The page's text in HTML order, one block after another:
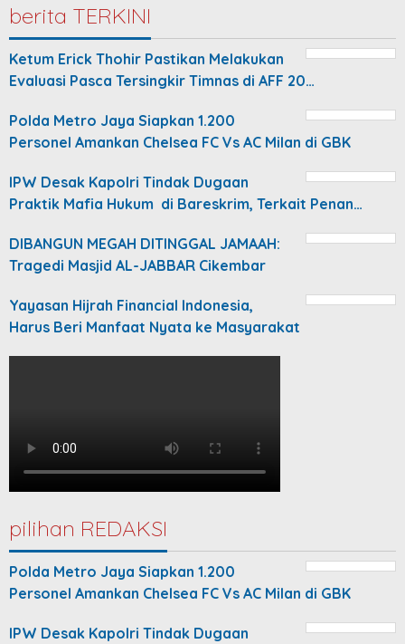
berita TERKINI
Ketum Erick Thohir Pastikan Melakukan
Evaluasi Pasca Tersingkir Timnas di AFF 20…
Polda Metro Jaya Siapkan 1.200
Personel Amankan Chelsea FC Vs AC Milan di GBK
IPW Desak Kapolri Tindak Dugaan
Praktik Mafia Hukum di Bareskrim, Terkait Penan…
DIBANGUN MEGAH DITINGGAL JAMAAH:
Tragedi Masjid AL-JABBAR Cikembar
Yayasan Hijrah Financial Indonesia,
Harus Beri Manfaat Nyata ke Masyarakat
pilihan REDAKSI
Polda Metro Jaya Siapkan 1.200
Personel Amankan Chelsea FC Vs AC Milan di GBK
IPW Desak Kapolri Tindak Dugaan